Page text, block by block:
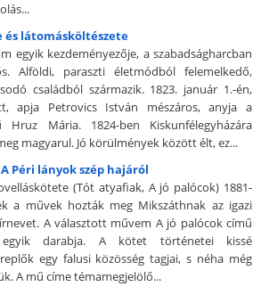
és látomásköltészete
egyik kezdeményezője, a szabadságharcban
Alföldi, paraszti életmódból felemelkedő,
családból származik. 1823. január 1.-én,
apja Petrovics István mészáros, anyja a
Hruz Mária. 1824-ben Kiskunfélegyházára
magyarul. Jó körülmények között élt, ez...
Péri lányok szép hajáról
(Tót atyafiak, A jó palócok) 1881‐
a művek hozták meg Mikszáthnak az igazi
A választott művem A jó palócok című
egyik darabja. A kötet történetei kissé
egy falusi közösség tagjai, s néha még
A mű címe témamegjelölő...